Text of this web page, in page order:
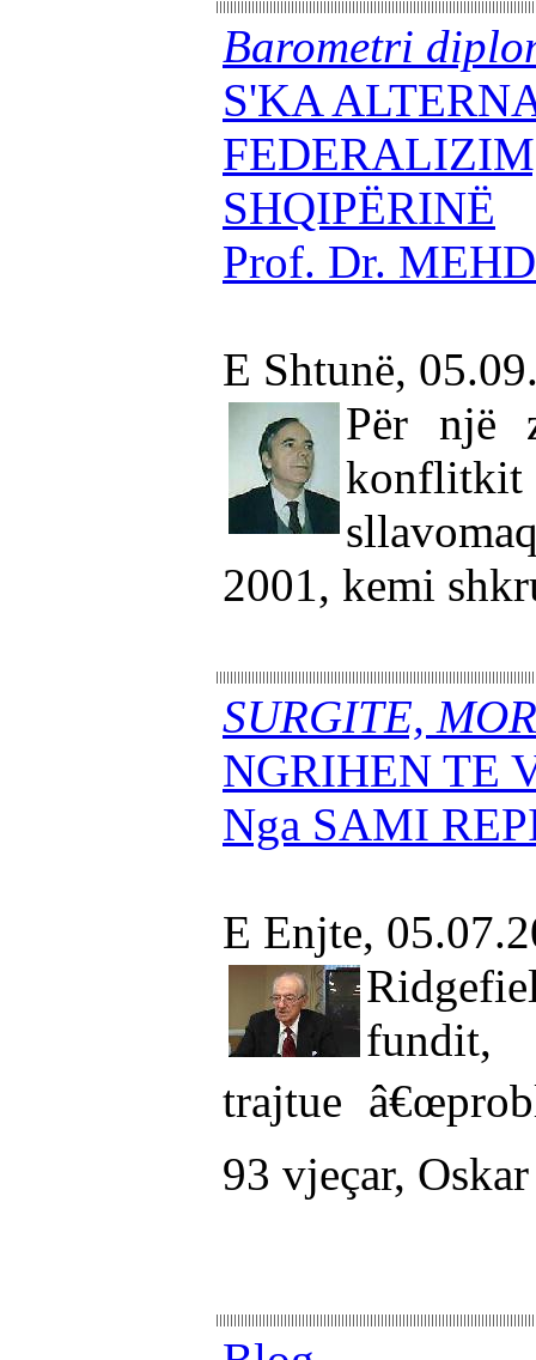
Barometri
S'KA
SHQIPËRINË
Prof. Dr.
E Shtunë,
Për një
2001, kemi
SURGITE,
NGRIHEN TE
Nga SAMI
E Enjte,
fundit,
trajtue
93 vjeçar, Oskar